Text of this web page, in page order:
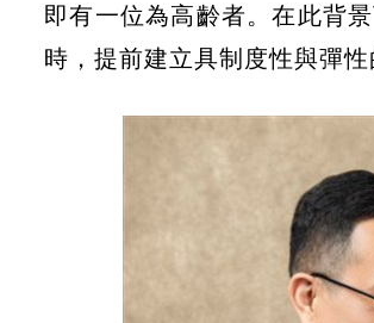
即有一位為高齡者。在此背
時，提前建立具制度性與彈性